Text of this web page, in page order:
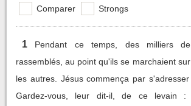
Comparer Strongs
1
Pendant ce temps, des milliers
rassemblés, au point qu'ils se marchaient
les autres. Jésus commença par
Gardez-vous, leur dit-il, de ce levain :